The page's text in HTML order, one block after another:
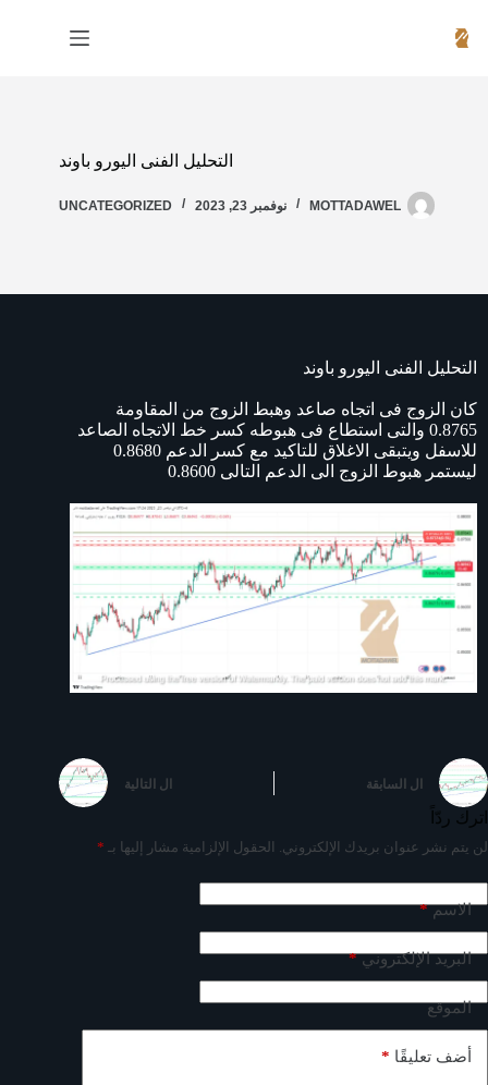
التحليل الفنى اليورو باوند
MOTTADAWEL نوفمبر 23, 2023 UNCATEGORIZED
التحليل الفنى اليورو باوند
كان الزوج فى اتجاه صاعد وهبط الزوج من المقاومة
0.8765 والتى استطاع فى هبوطه كسر خط الاتجاه الصاعد
للاسفل ويتبقى الاغلاق للتاكيد مع كسر الدعم 0.8680
ليستمر هبوط الزوج الى الدعم التالى 0.8600
ال السابقة ال التالية
اترك ردّاً
لن يتم نشر عنوان بريدك الإلكتروني. الحقول الإلزامية مشار إليها بـ *
الاسم*
البريد الإلكتروني*
الموقع
أضف تعليقًا *